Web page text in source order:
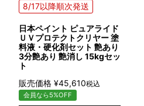
8/17以降順次発送
日本ペイント ピュアライド
ＵＶプロテクトクリヤー 塗
料液・硬化剤セット 艶あり
3分艶あり 艶消し 15kgセッ
ト
販売価格 ¥45,610税込
会員なら5%OFF